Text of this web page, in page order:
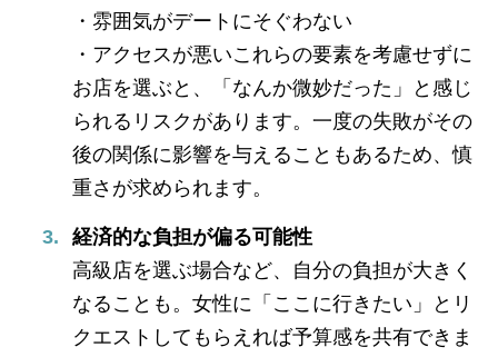
・雰囲気がデートにそぐわない
・アクセスが悪いこれらの要素を考慮せずに
お店を選ぶと、「なんか微妙だった」と感じ
られるリスクがあります。一度の失敗がその
後の関係に影響を与えることもあるため、慎
重さが求められます。
経済的な負担が偏る可能性
高級店を選ぶ場合など、自分の負担が大きく
なることも。女性に「ここに行きたい」とリ
クエストしてもらえれば予算感を共有できま